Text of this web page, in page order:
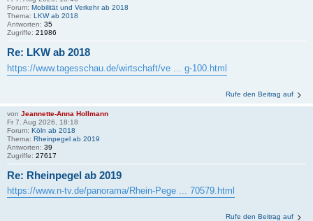
Forum: Mobilität und Verkehr ab 2018
Thema: LKW ab 2018
Antworten: 35
Zugriffe: 21986
Re: LKW ab 2018
https://www.tagesschau.de/wirtschaft/ve ... g-100.html
Rufe den Beitrag auf
von Jeannette-Anna Hollmann
Fr 7. Aug 2026, 18:18
Forum: Köln ab 2018
Thema: Rheinpegel ab 2019
Antworten: 39
Zugriffe: 27617
Re: Rheinpegel ab 2019
https://www.n-tv.de/panorama/Rhein-Pege ... 70579.html
Rufe den Beitrag auf